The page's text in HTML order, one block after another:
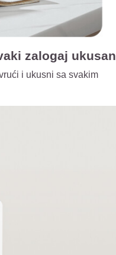
zalogaj ukusan
i ukusni sa svakim